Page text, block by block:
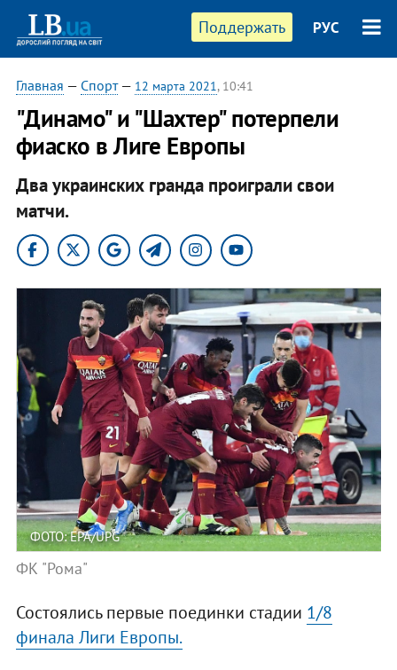
Поддержать РУС
Главная — Спорт— 12 марта 2021, 10:41
"Динамо" и "Шахтер" потерпели
фиаско в Лиге Европы
Два украинских гранда проиграли свои
матчи.
ФОТО: EPA/UPG
ФК "Рома"
Состоялись первые поединки стадии 1/8
финала Лиги Европы.